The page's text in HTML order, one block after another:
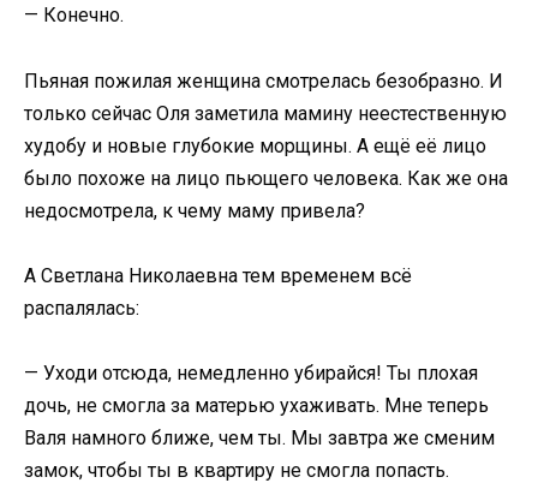
— Конечно.
Пьяная пожилая женщина смотрелась безобразно. И
только сейчас Оля заметила мамину неестественную
худобу и новые глубокие морщины. А ещё её лицо
было похоже на лицо пьющего человека. Как же она
недосмотрела, к чему маму привела?
А Светлана Николаевна тем временем всё
распалялась:
— Уходи отсюда, немедленно убирайся! Ты плохая
дочь, не смогла за матерью ухаживать. Мне теперь
Валя намного ближе, чем ты. Мы завтра же сменим
замок, чтобы ты в квартиру не смогла попасть.